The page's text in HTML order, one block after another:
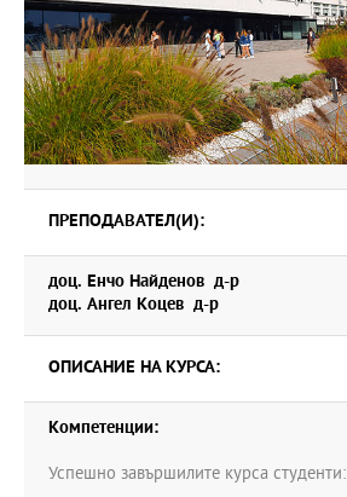
ПРЕПОДАВАТЕЛ(И):
доц. Енчо Найденов д-р
доц. Ангел Коцев д-р
ОПИСАНИЕ НА КУРСА:
Компетенции:
Успешно завършилите курса студенти: